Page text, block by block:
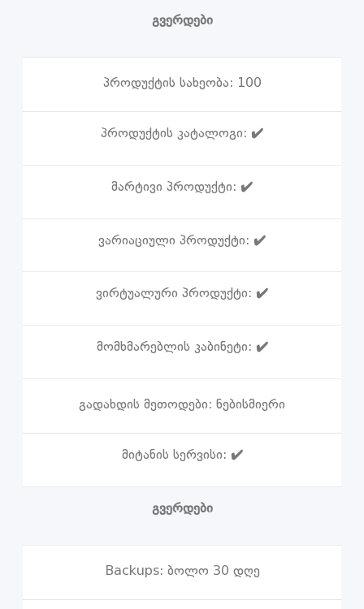
გვერდები
პროდუქტის სახეობა: 100
პროდუქტის კატალოგი: ✔️
მარტივი პროდუქტი: ✔️
ვარიაციული პროდუქტი: ✔️
ვირტუალური პროდუქტი: ✔️
მომხმარებლის კაბინეტი: ✔️
გადახდის მეთოდები: ნებისმიერი
მიტანის სერვისი: ✔️
გვერდები
Backups: ბოლო 30 დღე